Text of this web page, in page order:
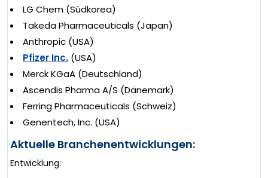
LG Chem (Südkorea)
Takeda Pharmaceuticals (Japan)
Anthropic (USA)
Pfizer Inc. (USA)
Merck KGaA (Deutschland)
Ascendis Pharma A/S (Dänemark)
Ferring Pharmaceuticals (Schweiz)
Genentech, Inc. (USA)
Aktuelle Branchenentwicklungen:
Entwicklung: